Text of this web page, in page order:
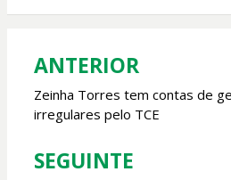
o
k
A
p
Navegação
de
Post
ANTERIOR
Zeinha Torres tem contas de
irregulares pelo TCE
SEGUINTE